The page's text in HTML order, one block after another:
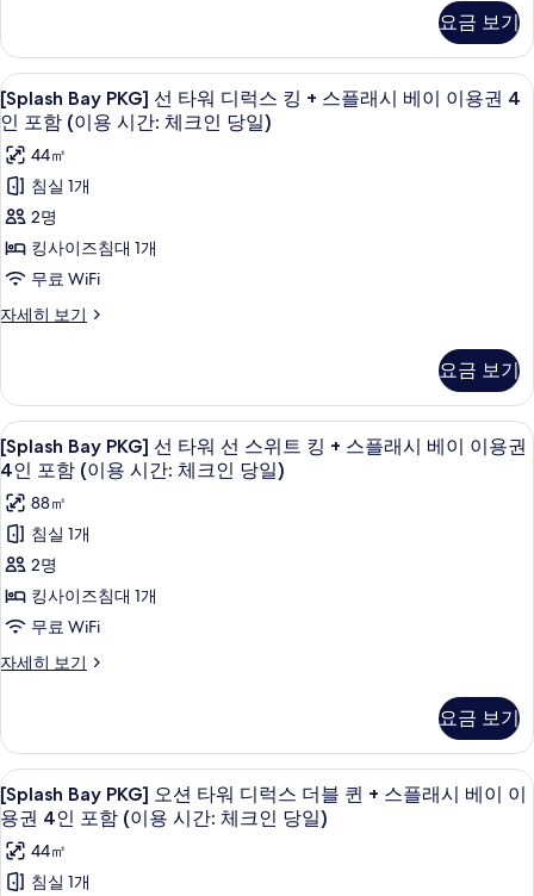
(이
용
시
간:
체
크
인
당
일)
사
모
두
보
기
체
인
당
일)
자
세
히
보
기
용
권
4
인
포
함
(이
용
시
간:
크
인
당
일)
사
진
모
두
보
기
이
이
용
권
4
인
포
함
(이
용
시
체
일)
자
세
히
기
크
디
럭
스
더
블
퀸
+
스
플
베
이
이
용
권
4
인
포
함
(이
시
간:
체
크
인
레
스
트
타
워
레
이
크
디
럭
더
블
퀸
플
시
베
이
이
용
권
4
인
포
함
(이
용
체
크
인
당
일)
자
세
히
요금 보기
[Splash
Bay
PKG]
선
타
워
디
럭
스
스
플
래
시
베
이
이
용
권
포
함
(이
용
시
오리/거위털 이불, 미니바, 객실 내 금
4
[Splash Bay PKG] 선 타워 디럭스 킹 + 스플래시 베이 이용권 4
인 포함 (이용 시간: 체크인 당일)
44㎡
침실 1개
2명
킹사이즈침대 1개
무료 WiFi
자세히 보기
[Splash
타
워
디
럭
킹
+
스
플
래
베
이
이
4
포
함
(이
용
시
요금 보기
[Splash
Bay
PKG]
선
타
워
선
스
위
킹
스
플
래
시
오리/거위털 이불, 미니바, 객실 내 금
5
[Splash Bay PKG] 선 타워 선 스위트 킹 + 스플래시 베이 이용권
4인 포함 (이용 시간: 체크인 당일)
88㎡
침실 1개
2명
킹사이즈침대 1개
무료 WiFi
자세히 보기
[Splash
타
워
선
스
위
트
킹
요금 보기
[Splash
Bay
PKG]
오
오리/거위털 이불, 미니바, 객실 내 금
6
[Splash Bay PKG] 오션 타워 디럭스 더블 퀸 + 스플래시 베이 이
용권 4인 포함 (이용 시간: 체크인 당일)
44㎡
침실 1개